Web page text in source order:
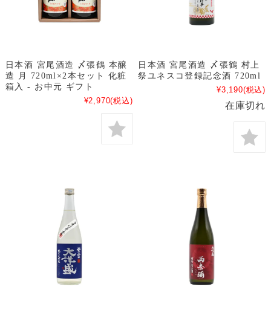
日本酒 宮尾酒造 〆張鶴 本醸
造 月 720ml×2本セット 化粧
箱入 - お中元 ギフト
¥2,970(税込)
日本酒 宮尾酒造 〆張鶴 村上
祭ユネスコ登録記念酒 720ml
¥3,190(税込)
在庫切れ